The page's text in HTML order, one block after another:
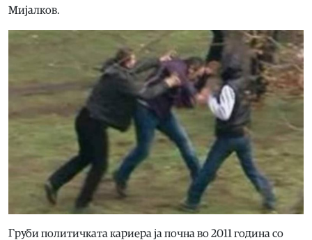
Мијалков.
Груби политичката кариера ја почна во 2011 година со